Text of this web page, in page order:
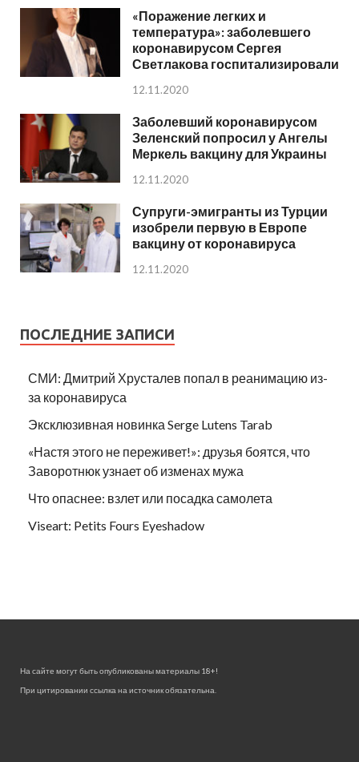
«Поражение легких и
температура»: заболевшего
коронавирусом Сергея
Светлакова госпитализировали
12.11.2020
Заболевший коронавирусом
Зеленский попросил у Ангелы
Меркель вакцину для Украины
12.11.2020
Супруги-эмигранты из Турции
изобрели первую в Европе
вакцину от коронавируса
12.11.2020
ПОСЛЕДНИЕ ЗАПИСИ
СМИ: Дмитрий Хрусталев попал в реанимацию из-
за коронавируса
Эксклюзивная новинка Serge Lutens Tarab
«Настя этого не переживет!»: друзья боятся, что
Заворотнюк узнает об изменах мужа
Что опаснее: взлет или посадка самолета
Viseart: Petits Fours Eyeshadow
На сайте могут быть опубликованы материалы 18+!
При цитировании ссылка на источник обязательна.